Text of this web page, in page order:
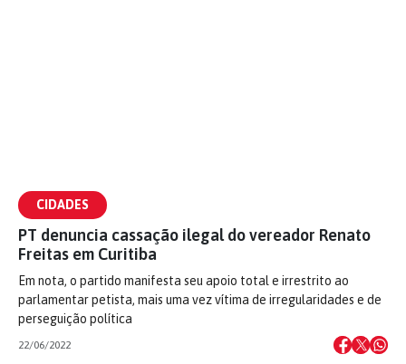
CIDADES
PT denuncia cassação ilegal do vereador Renato
Freitas em Curitiba
Em nota, o partido manifesta seu apoio total e irrestrito ao
parlamentar petista, mais uma vez vítima de irregularidades e de
perseguição política
22/06/2022